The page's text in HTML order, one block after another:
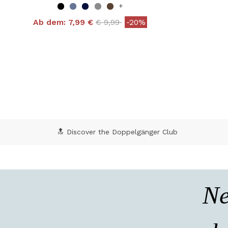
+
Ab dem: 7,99 € Price reduced from
€ 9,99to-20%
🔝 Discover the Doppelgänger Club